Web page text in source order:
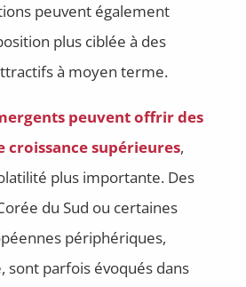
peuvent également
plus ciblée à des
à moyen terme.
peuvent offrir des
croissance supérieures,
plus importante. Des
du Sud ou certaines
périphériques,
sont parfois évoqués dans